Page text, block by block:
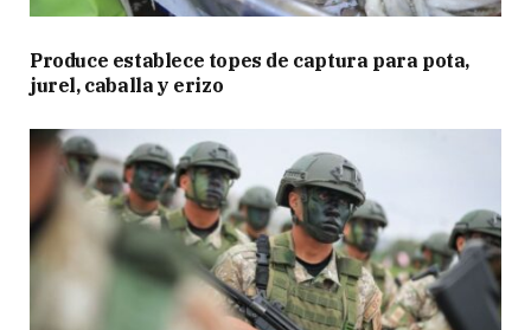
Produce establece topes de captura para pota,
jurel, caballa y erizo